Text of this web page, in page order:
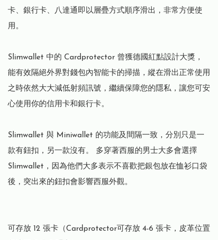
卡、銀行卡、八達通即以層疊方式順序滑出，非常方便使
用。
Slimwallet 中的 Cardprotector 曾獲德國紅點設計大獎，
能有效隔絕外界對錢包內智能卡的掃描，縱在滑出正常使用
之時依然大大減低射頻訊號，繼續保障您的隱私，讓您可安
心使用你的信用卡和銀行卡。
Slimwallet 與 Miniwallet 的功能及間隔一致，分別只是一
款有鈕扣，另一款沒有。 多穿著西服的男士大多會選擇
Slimwallet，因為他們大多表示不喜歡把銀包放在恤衫口袋
後，突出來的鈕扣會影響西服外觀。
可存放 12 張卡（Cardprotector可存放 4-6 張卡，皮革位置